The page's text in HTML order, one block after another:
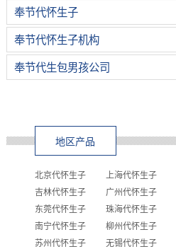
奉节代怀生子
奉节代怀生子机构
奉节代生包男孩公司
地区产品
北京代怀生子 上海代怀生子
吉林代怀生子
广州代怀生子
东莞代怀生子
珠海代怀生子
南宁代怀生子
柳州代怀生子
苏州代怀生子
无锡代怀生子